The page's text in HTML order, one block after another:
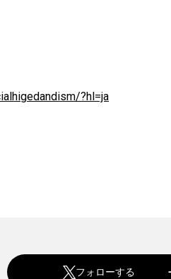
?hl=ja
フォローする